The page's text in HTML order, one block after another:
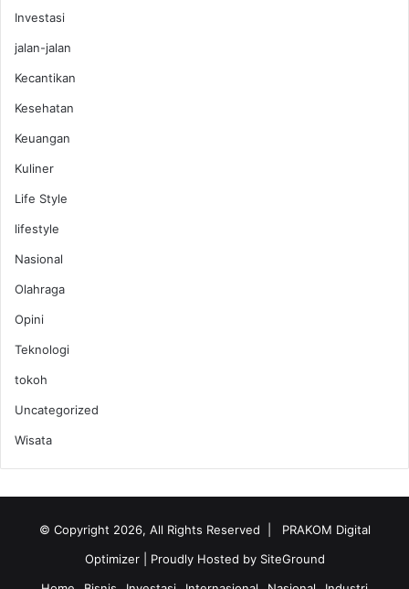
Investasi
jalan-jalan
Kecantikan
Kesehatan
Keuangan
Kuliner
Life Style
lifestyle
Nasional
Olahraga
Opini
Teknologi
tokoh
Uncategorized
Wisata
© Copyright 2026, All Rights Reserved |
PRAKOM Digital
Optimizer
| Proudly Hosted by SiteGround